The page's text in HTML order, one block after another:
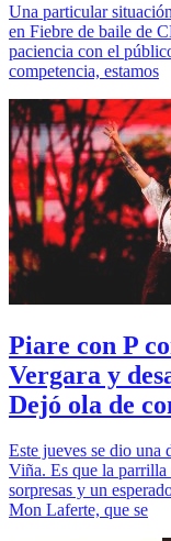
Una particular
en Fiebre de baile de
paciencia con el
competencia, estamos
Piare con P
Vergara y
Dejó ola de
Este jueves se dio una
Viña. Es que la parrilla
sorpresas y un
Mon Laferte, que se